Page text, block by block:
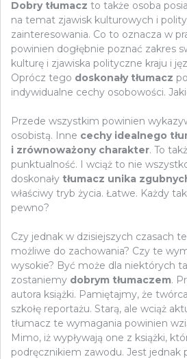
Dobry tłumacz to także osoba
na temat zjawisk kulturowych i
zainteresowania. Co to oznacza w
powinien dogłębnie poznać zakres
kulturę i zjawiska polityczne kraju i
Oprócz tego doskonały tłumacz
indywidualne cechy osobowości.
Przede wszystkim powinien
osobistą. Inne cechy idealnego
i zrównoważony charakter. To
punktualność. I wciąż to nie
doskonały tłumacz unika
właściwy tryb życia. Łatwe. Każdy
pewno?
Czy jednak w dzisiejszych czasach
możliwe do zachowania? Czy te
wysokie? Być może dla niektórych
zostaniemy dobrym tłumaczem.
autora książki. Pamiętajmy, że
szkołę reportażu. Starą, ale wciąż
tłumacz te wymagania powinien
Mimo, iż wypływają one z książki,
podręcznikiem zawodu. Jest jednak